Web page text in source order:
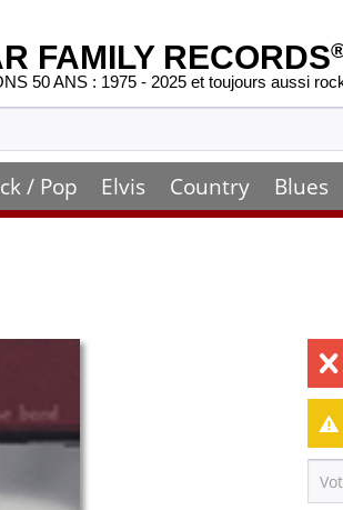
FAMILY RECORDS
50 ANS : 1975 - 2025 et toujours aussi
/ Pop Elvis Country Blues